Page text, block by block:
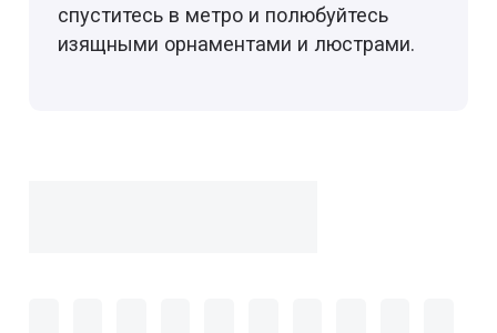
спуститесь в метро и полюбуйтесь
изящными орнаментами и люстрами.